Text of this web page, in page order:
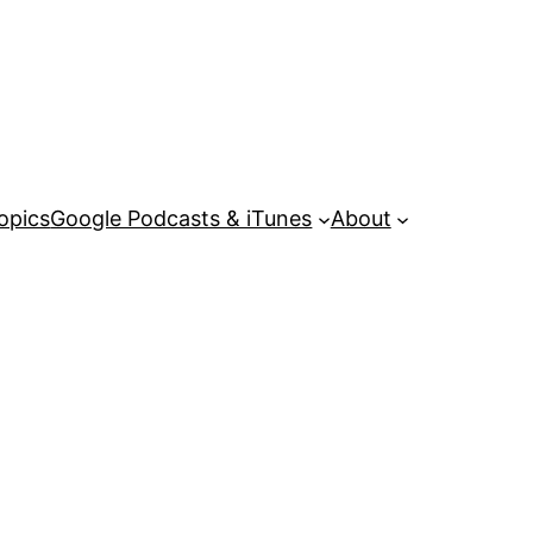
Google Podcasts & iTunes About